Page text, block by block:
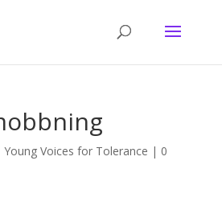
Young Voices for Tolerance | 0